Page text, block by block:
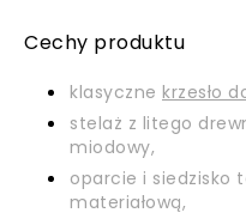
Cechy produktu
klasyczne krzesło
stelaż z litego
miodowy,
oparcie i siedzisko
materiałową,